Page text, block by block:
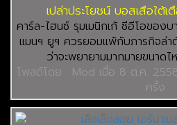
เปล่าประโยชน์ บอสเสือใต้
คาร์ล-ไฮนซ์ รุมเมนิกเก้ ซีอีโอของ
แมนฯ ยูฯ ควรยอมแพ้กับภารกิจล่า
ว่าจะพยายามมากมายขนาดไ
โพสต์โดย : Mod เมื่อ 8 ต.ค.
ครั้ง